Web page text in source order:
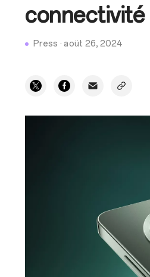
connectivité
Press · aoüt 26, 2024